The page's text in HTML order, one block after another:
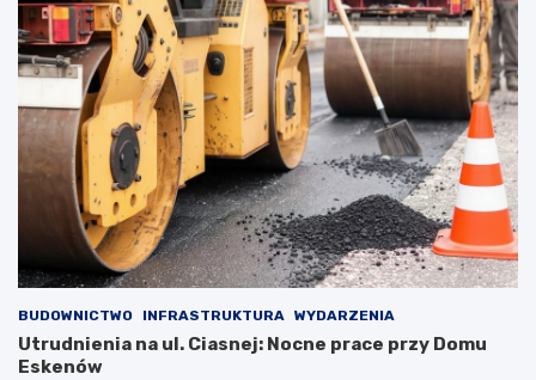
BUDOWNICTWO INFRASTRUKTURA WYDARZENIA
Utrudnienia na ul. Ciasnej: Nocne prace przy Domu
Eskenów